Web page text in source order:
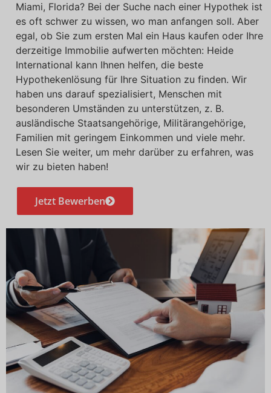
Miami, Florida? Bei der Suche nach einer Hypothek ist
es oft schwer zu wissen, wo man anfangen soll. Aber
egal, ob Sie zum ersten Mal ein Haus kaufen oder Ihre
derzeitige Immobilie aufwerten möchten: Heide
International kann Ihnen helfen, die beste
Hypothekenlösung für Ihre Situation zu finden. Wir
haben uns darauf spezialisiert, Menschen mit
besonderen Umständen zu unterstützen, z. B.
ausländische Staatsangehörige, Militärangehörige,
Familien mit geringem Einkommen und viele mehr.
Lesen Sie weiter, um mehr darüber zu erfahren, was
wir zu bieten haben!
Jetzt Bewerben